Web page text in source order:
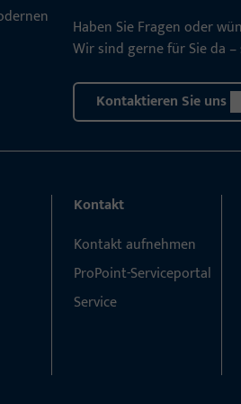
Haben Sie Fragen oder
Wir sind gerne für Sie da
Kontaktieren Sie uns
Kontakt
Kontakt aufnehmen
ProPoint-Serviceportal
Service